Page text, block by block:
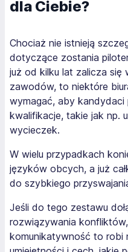
dla Ciebie?
Chociaż nie istnieją
dotyczące zostania
już od kilku lat zalicza
zawodów, to niektóre
wymagać, aby kandydaci
kwalifikacje, takie jak np.
wycieczek.
W wielu przypadkach
języków obcych, a już
do szybkiego
Jeśli do tego zestawu
rozwiązywania
komunikatywność to robi